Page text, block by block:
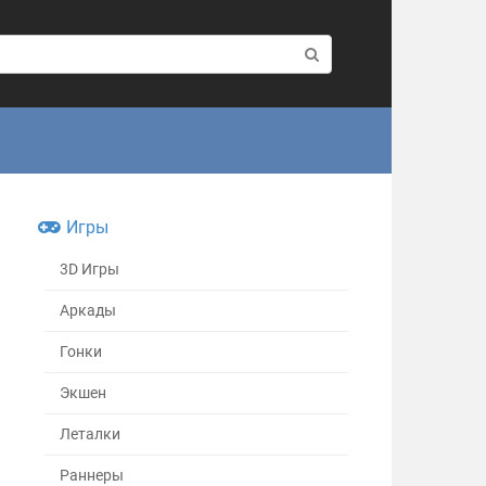
Игры
3D Игры
Аркады
Гонки
Экшен
Леталки
Раннеры